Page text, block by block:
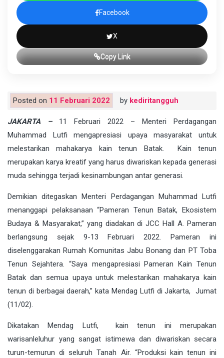
Facebook
X
Copy Link
Posted on 11 Februari 2022 by kediritangguh
JAKARTA –11 Februari 2022 – Menteri Perdagangan
Muhammad Lutfi mengapresiasi upaya masyarakat untuk
melestarikan mahakarya kain tenun Batak. Kain tenun
merupakan karya kreatif yang harus diwariskan kepada generasi
muda sehingga terjadi kesinambungan antar generasi.
Demikian ditegaskan Menteri Perdagangan Muhammad Lutfi
menanggapi pelaksanaan “Pameran Tenun Batak, Ekosistem
Budaya & Masyarakat,” yang diadakan di JCC Hall A. Pameran
berlangsung sejak 9-13 Februari 2022. Pameran ini
diselenggarakan Rumah Komunitas Jabu Bonang dan PT Toba
Tenun Sejahtera. “Saya mengapresiasi Pameran Kain Tenun
Batak dan semua upaya untuk melestarikan mahakarya kain
tenun di berbagai daerah,” kata Mendag Lutfi di Jakarta, Jumat
(11/02).
Dikatakan Mendag Lutfi, kain tenun ini merupakan
warisanleluhur yang sangat istimewa dan diwariskan secara
turun-temurun di seluruh Tanah Air. “Produksi kain tenun ini